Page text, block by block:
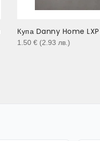
Купа Danny Home
1.50 € (2.93 лв. )